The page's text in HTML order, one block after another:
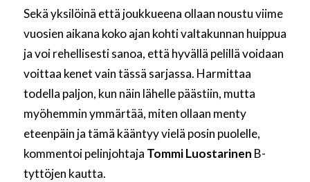
Sekä yksilöinä että joukkueena ollaan noustu viime
vuosien aikana koko ajan kohti valtakunnan huippua
ja voi rehellisesti sanoa, että hyvällä pelillä voidaan
voittaa kenet vain tässä sarjassa. Harmittaa
todella paljon, kun näin lähelle päästiin, mutta
myöhemmin ymmärtää, miten ollaan menty
eteenpäin ja tämä kääntyy vielä posin puolelle,
kommentoi pelinjohtaja Tommi Luostarinen B-
tyttöjen kautta.